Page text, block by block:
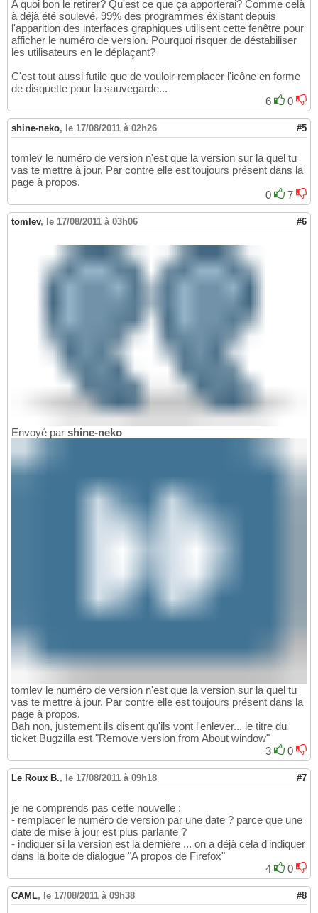
A quoi bon le retirer? Qu'est ce que ça apporterai? Comme celà
à déjà été soulevé, 99% des programmes éxistant depuis
l'apparition des interfaces graphiques utilisent cette fenêtre pour
afficher le numéro de version. Pourquoi risquer de déstabiliser
les utilisateurs en le déplaçant?
C'est tout aussi futile que de vouloir remplacer l'icône en forme
de disquette pour la sauvegarde...
6
0
shine-neko, le 17/08/2011 à 02h26 #5
tomlev le numéro de version n'est que la version sur la quel tu
vas te mettre à jour. Par contre elle est toujours présent dans la
page à propos.
0
7
tomlev, le 17/08/2011 à 03h06 #6
Envoyé par shine-neko
tomlev le numéro de version n'est que la version sur la quel tu
vas te mettre à jour. Par contre elle est toujours présent dans la
page à propos.
Bah non, justement ils disent qu'ils vont l'enlever... le titre du
ticket Bugzilla est "Remove version from About window"
3
0
Le Roux B., le 17/08/2011 à 09h18 #7
je ne comprends pas cette nouvelle :
- remplacer le numéro de version par une date ? parce que une
date de mise à jour est plus parlante ?
- indiquer si la version est la dernière ... on a déjà cela d'indiquer
dans la boite de dialogue "A propos de Firefox"
4
0
CAML, le 17/08/2011 à 09h38 #8